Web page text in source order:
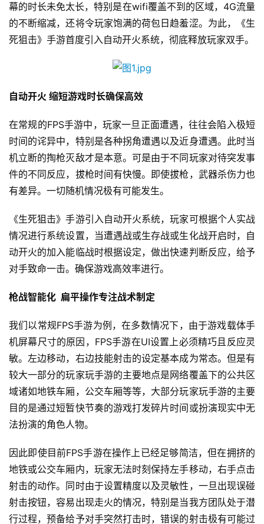
首
页
游
茶
原
创
幕的时长未免太长，特别是在wifi覆盖不到的区域，4G流量
的不断缩减，还将令玩家饱满的荷包日趋羞涩。为此，《生
死狙击》手游首度引入自动开火系统，彻底释放玩家双手。
自动开火 缩短游戏时长确保高效
在常规的FPS手游中，玩家一旦正面遭遇，往往会陷入极短
时间的诧异中，特别是各种拐角遭遇以及近身遭遇。此时当
机立断的掏枪灭敌才是本意。可是由于不同玩家对待突发事
件的不同反应，拔枪时间有快慢。即使拔枪，武器杀伤力也
有差异。一切随机情况极有可能发生。
《生死狙击》手游引入自动开火系统，玩家可根据个人实战
情况进行系统设置，当遭遇战或生存战或生化战开启时，自
动开火的加入能临战时根据设定，做出快速判断反应，给予
对手致命一击。确保游戏高效率进行。
枪战智能化  扁平操作专注战术制定
我们以常规FPS手游为例，在多数情况下，由于游戏载体手
机屏幕尺寸的原因，FPS手游在UI设置上必须精巧且反应灵
敏。左边移动，右边技能射击的设定基本成为常态。但是有
较大一部分的玩家玩手游的主要地点是网络覆盖下的公共区
域诸如地铁车厢，公交车厢等等，大部分玩家玩手游的主要
目的是通过短暂快节奏的游戏打发碎片时间或扮演现实中无
法扮演的角色人物。
因此即使目前FPS手游在操作上已经足够简洁，但在拥挤的
地铁或公交车厢内，玩家无法时刻保持左手移动，右手点击
射击的动作。同时由于设置精度以及灵敏性，一旦出现误碰
射击按钮，容易出现走火的情况，特别是当我方团队处于潜
行过程，预备给予对手突然打击时，错误的射击极有可能过